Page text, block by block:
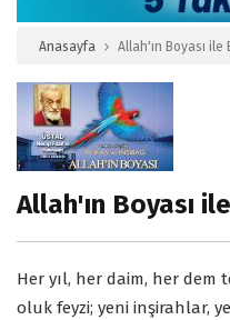
Anasayfa Allah'ın Boyası ile
Allah'ın Boyası
Her yıl, her daim, her
oluk feyzi; yeni inşirahlar,